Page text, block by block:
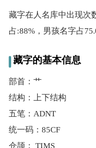
藏字在人名库中出现次
占:88%，男孩名字占
藏字的基本信息
部首：艹
结构：上下结构
五笔：ADNT
统一码：85CF
仓颉： TIMS